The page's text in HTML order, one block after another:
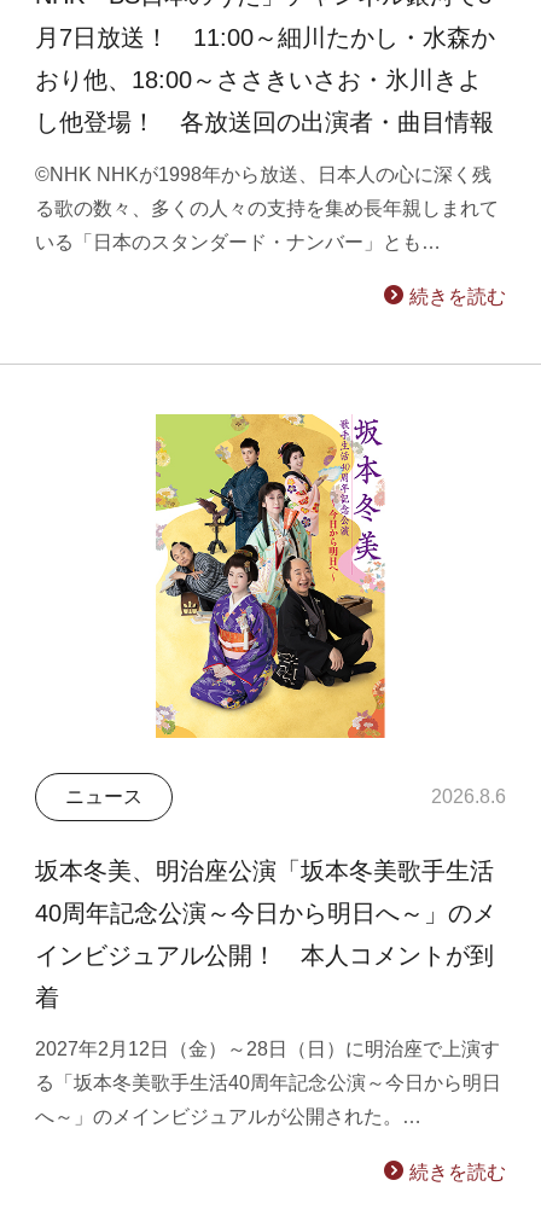
月7日放送！ 11:00～細川たかし・水森か
おり他、18:00～ささきいさお・氷川きよ
し他登場！ 各放送回の出演者・曲目情報
©NHK NHKが1998年から放送、日本人の心に深く残
る歌の数々、多くの人々の支持を集め長年親しまれて
いる「日本のスタンダード・ナンバー」とも…
続きを読む
ニュース 2026.8.6
坂本冬美、明治座公演「坂本冬美歌手生活
40周年記念公演～今日から明日へ～」のメ
インビジュアル公開！ 本人コメントが到
着
2027年2月12日（金）～28日（日）に明治座で上演す
る「坂本冬美歌手生活40周年記念公演～今日から明日
へ～」のメインビジュアルが公開された。…
続きを読む